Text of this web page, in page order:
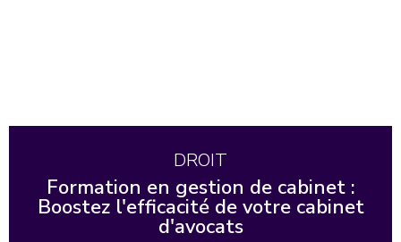
DROIT
Formation en gestion de cabinet :
Boostez l'efficacité de votre cabinet
d'avocats